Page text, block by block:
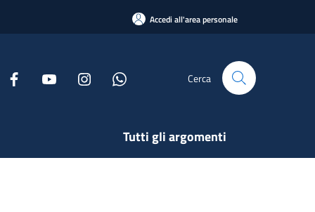
Accedi all'area personale
Cerca
Tutti gli argomenti